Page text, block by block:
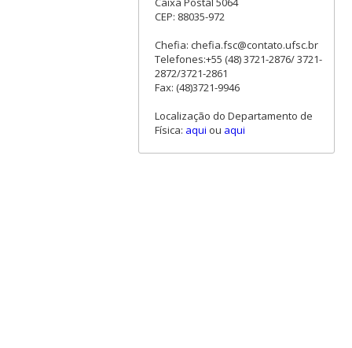
CEP: 88035-972
Chefia: chefia.fsc@contato.ufsc.br
Telefones:+55 (48) 3721-2876/ 3721-
2872/3721-2861
Fax: (48)3721-9946
Localização do Departamento de
Física: aqui ou aqui